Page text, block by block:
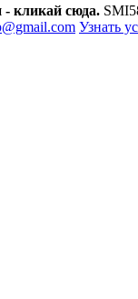
- кликай сюда.
Узнать